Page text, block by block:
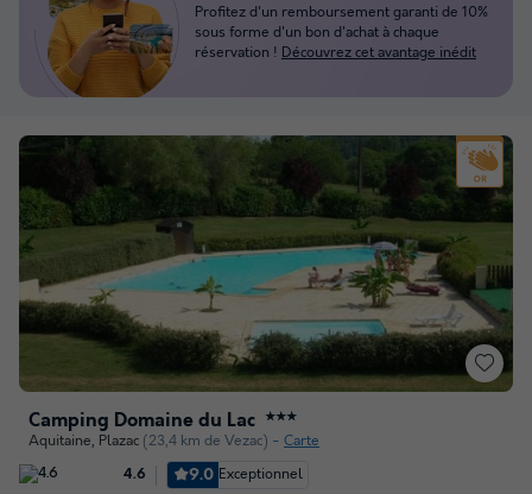
Camping Domaine du Lac ★★★
Aquitaine, Plazac (23,4 km de Vezac) Carte
4.6 9.0 Exceptionnel
Profitez d'un remboursement garanti de 10%
sous forme d'un bon d'achat à chaque
réservation ! Découvrez cet avantage inédit